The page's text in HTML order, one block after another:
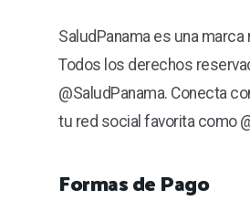
SaludPanama es una marca
Todos los derechos
@SaludPanama. Conecta
tu red social favorita como
Formas de Pago